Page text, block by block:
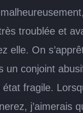
troublée et
elle. On
un conjoint
état fragile.
j’aimerais